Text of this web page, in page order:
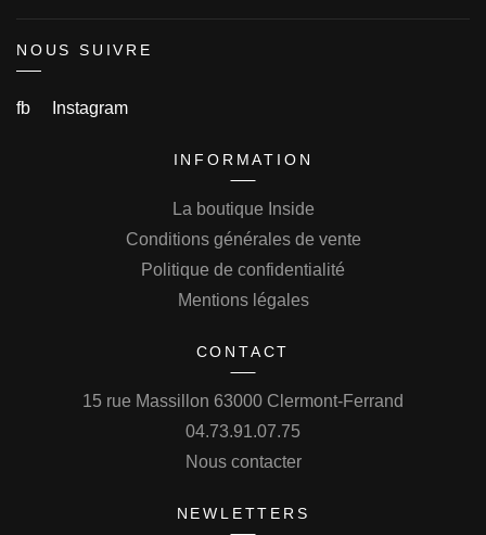
NOUS SUIVRE
fb Instagram
INFORMATION
La boutique Inside
Conditions générales de vente
Politique de confidentialité
Mentions légales
CONTACT
15 rue Massillon 63000 Clermont-Ferrand
04.73.91.07.75
Nous contacter
NEWLETTERS